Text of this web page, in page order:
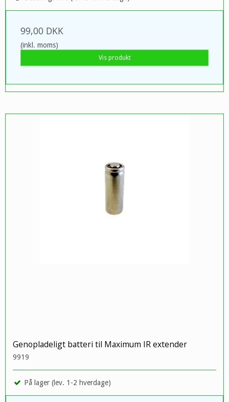
99,00 DKK
(inkl. moms)
Vis produkt
Genopladeligt batteri til Maximum IR extender
9919
På lager (lev. 1-2 hverdage)